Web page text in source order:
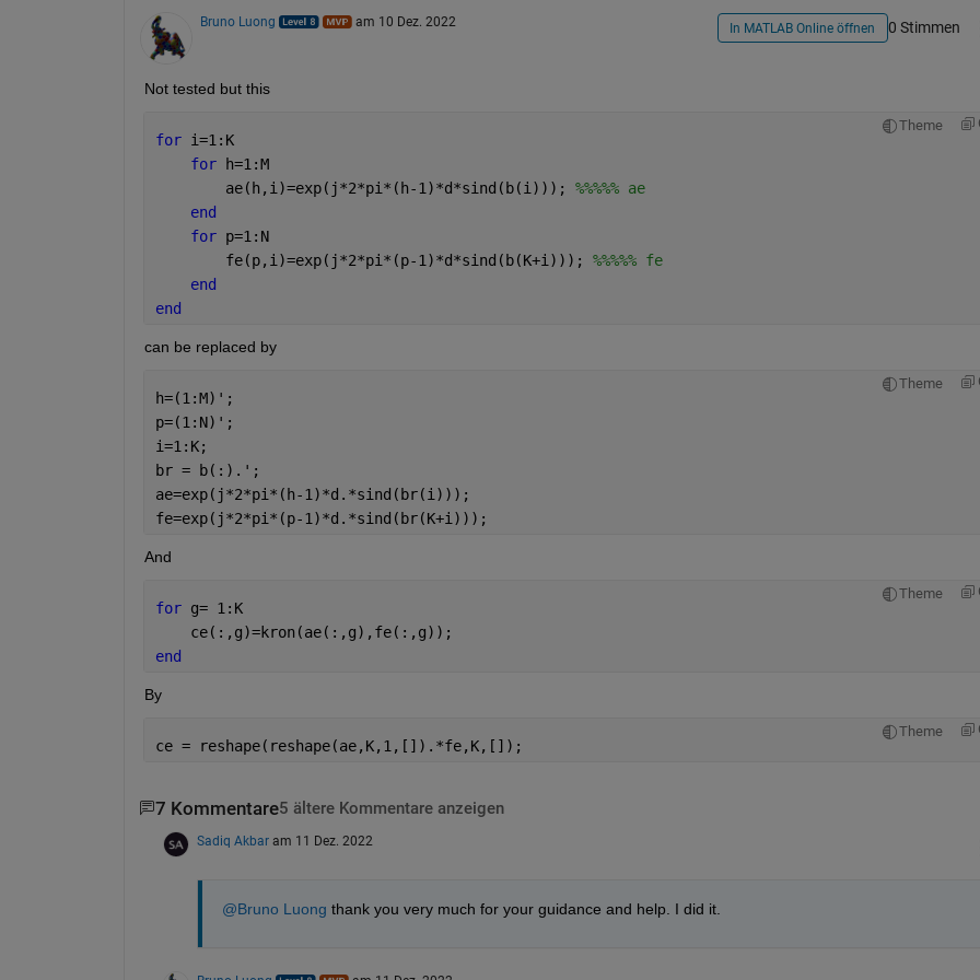
Bruno Luong am 10 Dez. 2022 In MATLAB Online öffnen 0 Stimmen
Not tested but this
Theme
for i=1:K
for h=1:M
        ae(h,i)=exp(j*2*pi*(h-1)*d*sind(b(i)));
%%%%% ae
end
for p=1:N
        fe(p,i)=exp(j*2*pi*(p-1)*d*sind(b(K+i)));
%%%%% fe
end
end
can be replaced by
Theme
h=(1:M)';
p=(1:N)';
i=1:K;
br = b(:).';
ae=exp(j*2*pi*(h-1)*d.*sind(br(i)));
fe=exp(j*2*pi*(p-1)*d.*sind(br(K+i)));
And
Theme
for g= 1:K
    ce(:,g)=kron(ae(:,g),fe(:,g));
end
By
Theme
ce = reshape(reshape(ae,K,1,[]).*fe,K,[]);
7 Kommentare5 ältere Kommentare anzeigen
Sadiq Akbar am 11 Dez. 2022
@Bruno Luong thank you very much for your guidance and help. I did it.